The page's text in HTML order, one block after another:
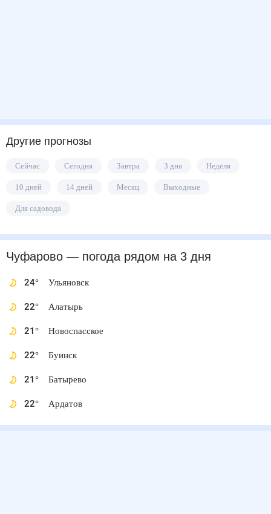
Другие прогнозы
Сейчас Сегодня Завтра 3 дня Неделя
10 дней 14 дней Месяц Выходные
Для садовода
Чуфарово — погода рядом на 3 дня
24° Ульяновск
22° Алатырь
21° Новоспасское
22° Буинск
21° Батырево
22° Ардатов